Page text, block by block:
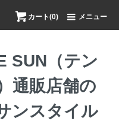
カート(0) メニュー
SUN（テン
通販店舗の
ンスタイル